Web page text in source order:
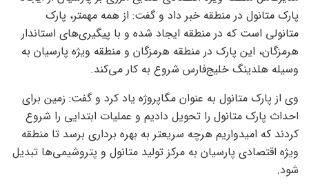
پارک متانول در منطقه خبر داد و گفت: از همه مهمتر، پارک
متانولی است که در منطقه ایجاد شده و با پیگیری‌های استاندار
هرمزگان، این پارک در منطقه هرمزگان و منطقه ویژه پارسیان به
وسیله هلدینگ خلیج‌فارس شروع به کار می‌کند.
وی از پارک متانول به عنوان مگاپروژه یاد کرد و گفت: زمین برای
احداث پارک متانول را تحویل دادیم و عملیات ابتدایی را شروع
کردند که امیدواریم هرچه سریعتر به بهره برداری برسد تا منطقه
ویژه اقتصادی پارسیان به مرکز تولید متانول و پتروشیمی‌ها تبدیل
شود.